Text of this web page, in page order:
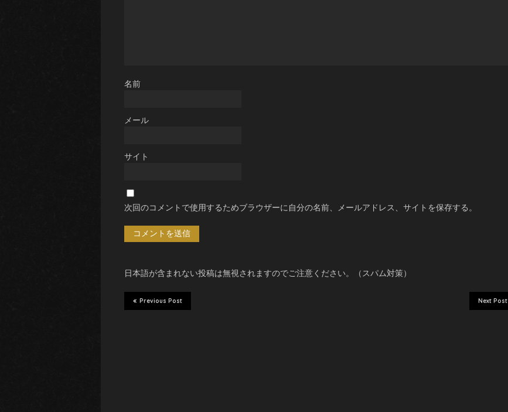
名前
メール
サイト
次回のコメントで使用するためブラウザーに自分の名前、メールアドレス、サイトを保存する。
日本語が含まれない投稿は無視されますのでご注意ください。（スパム対策）
Next Post
Previous Post